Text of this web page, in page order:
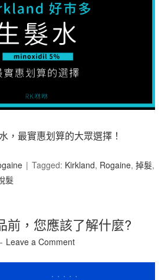
，最實惠划算的大眾選擇！
Tagged: Kirkland, Rogaine,掉髮,
髮
前，您應該了解什麼?
Leave a Comment